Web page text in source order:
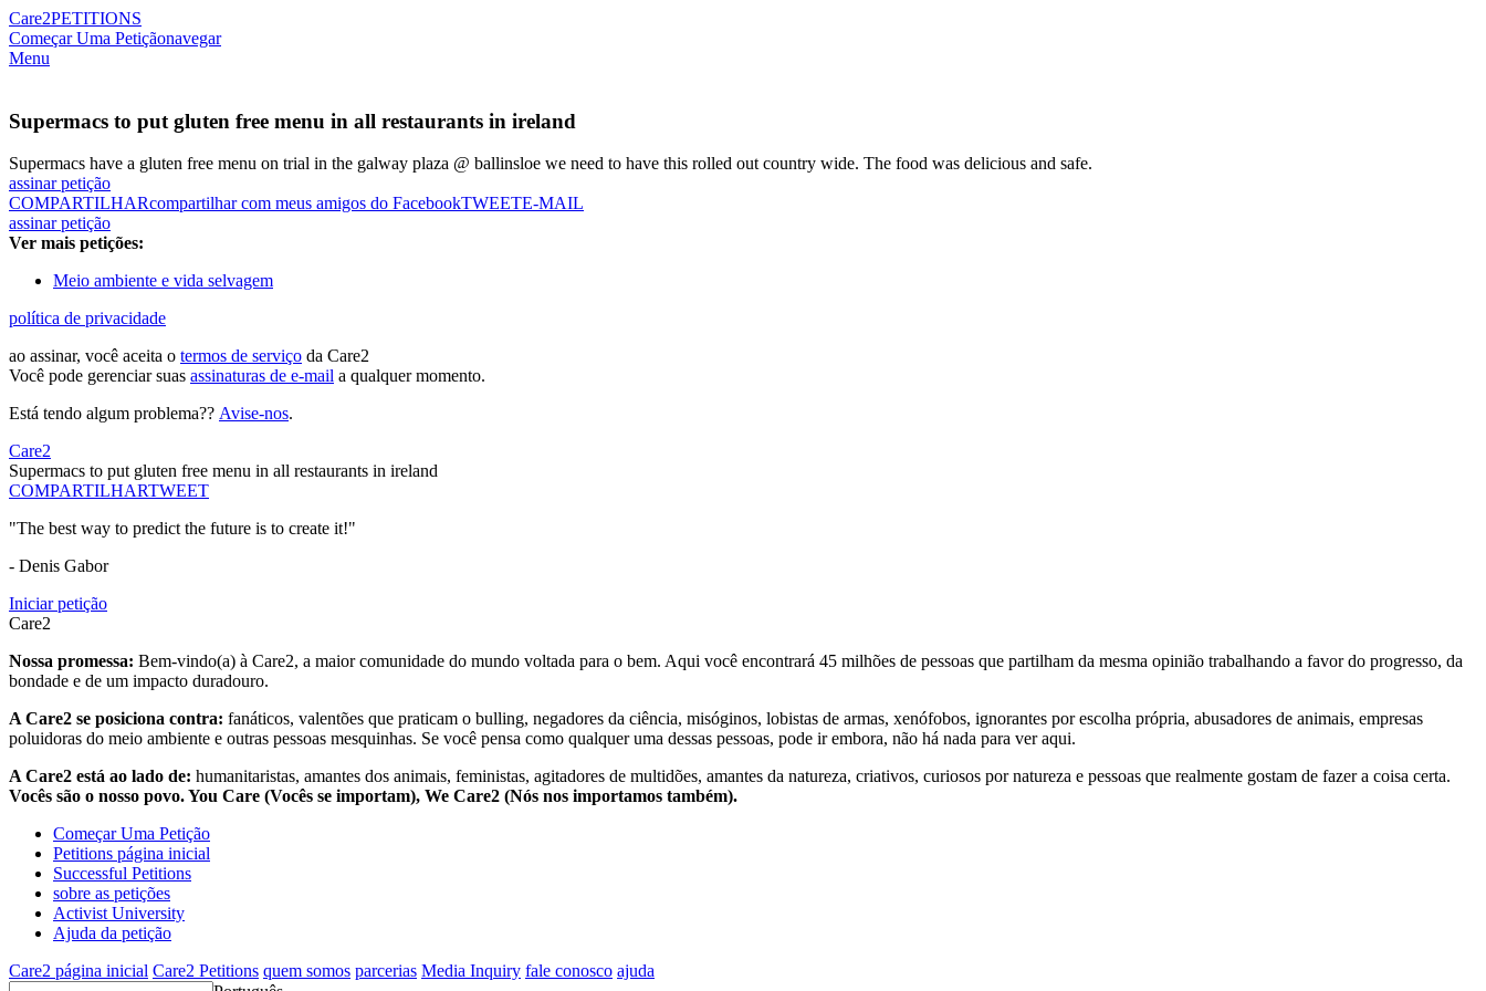
Care2PETITIONS
Começar Uma Petiçãonavegar
Menu
Supermacs to put gluten free menu in all restaurants in ireland
Supermacs have a gluten free menu on trial in the galway plaza @ ballinsloe we need to have this rolled out country wide. The food was delicious and safe.
assinar petição
COMPARTILHARcompartilhar com meus amigos do FacebookTWEETE-MAIL
assinar petição
Ver mais petições:
Meio ambiente e vida selvagem
política de privacidade
ao assinar, você aceita o termos de serviço da Care2
Você pode gerenciar suas assinaturas de e-mail a qualquer momento.
Está tendo algum problema?? Avise-nos.
Care2
Supermacs to put gluten free menu in all restaurants in ireland
COMPARTILHARTWEET
"The best way to predict the future is to create it!"
- Denis Gabor
Iniciar petição
Care2
Nossa promessa: Bem-vindo(a) à Care2, a maior comunidade do mundo voltada para o bem. Aqui você encontrará 45 milhões de pessoas que partilham da mesma opinião trabalhando a favor do progresso, da
bondade e de um impacto duradouro.
A Care2 se posiciona contra: fanáticos, valentões que praticam o bulling, negadores da ciência, misóginos, lobistas de armas, xenófobos, ignorantes por escolha própria, abusadores de animais, empresas
poluidoras do meio ambiente e outras pessoas mesquinhas. Se você pensa como qualquer uma dessas pessoas, pode ir embora, não há nada para ver aqui.
A Care2 está ao lado de: humanitaristas, amantes dos animais, feministas, agitadores de multidões, amantes da natureza, criativos, curiosos por natureza e pessoas que realmente gostam de fazer a coisa certa.
Vocês são o nosso povo. You Care (Vocês se importam), We Care2 (Nós nos importamos também).
Começar Uma Petição
Petitions página inicial
Successful Petitions
sobre as petições
Activist University
Ajuda da petição
Care2 página inicial Care2 Petitions quem somos parcerias Media Inquiry fale conosco ajuda